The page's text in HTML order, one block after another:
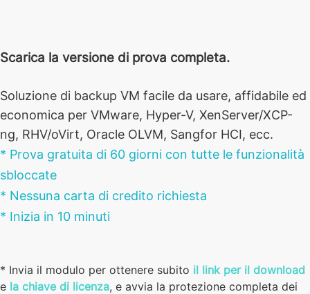
Scarica la versione di prova completa.
Soluzione di backup VM facile da usare, affidabile ed
economica per VMware, Hyper-V, XenServer/XCP-
ng, RHV/oVirt, Oracle OLVM, Sangfor HCI, ecc.
* Prova gratuita di 60 giorni con tutte le funzionalità
sbloccate
* Nessuna carta di credito richiesta
* Inizia in 10 minuti
* Invia il modulo per ottenere subito il link per il download
e la chiave di licenza, e avvia la protezione completa dei